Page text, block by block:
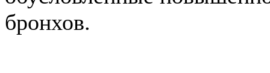
бронхов.